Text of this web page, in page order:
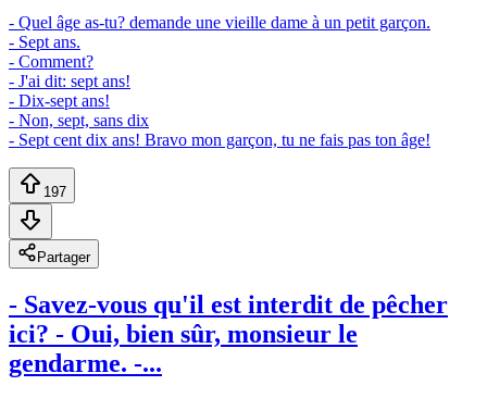
- Quel âge as-tu? demande une vieille dame à un petit garçon.
- Sept ans.
- Comment?
- J'ai dit: sept ans!
- Dix-sept ans!
- Non, sept, sans dix
- Sept cent dix ans! Bravo mon garçon, tu ne fais pas ton âge!
197
Partager
- Savez-vous qu'il est interdit de pêcher
ici? - Oui, bien sûr, monsieur le
gendarme. -...